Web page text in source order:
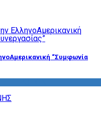
“Συμφωνία